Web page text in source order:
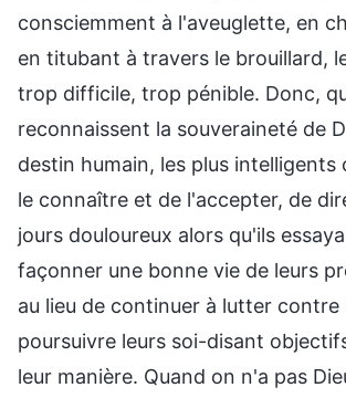
consciemment à l'aveuglette, en
en titubant à travers le brouillard,
trop difficile, trop pénible. Donc,
reconnaissent la souveraineté de
destin humain, les plus intelligents
le connaître et de l'accepter, de
jours douloureux alors qu'ils
façonner une bonne vie de leurs
au lieu de continuer à lutter contre
poursuivre leurs soi-disant
leur manière. Quand on n'a pas